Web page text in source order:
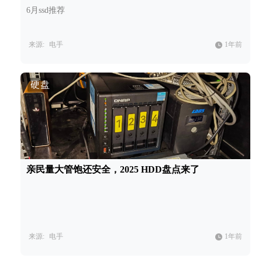
6月ssd推荐
来源: 电手 1年前
硬盘
亲民量大管饱还安全，2025 HDD盘点来了
来源: 电手 1年前